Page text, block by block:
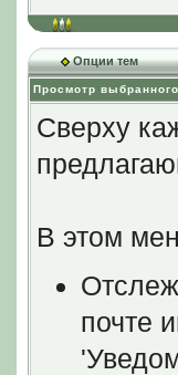
Опции тем
Просмотр
Сверху
В этом
почте